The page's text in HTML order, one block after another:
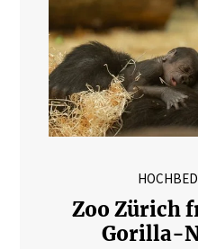
Zoo Zürich
Gorilla-